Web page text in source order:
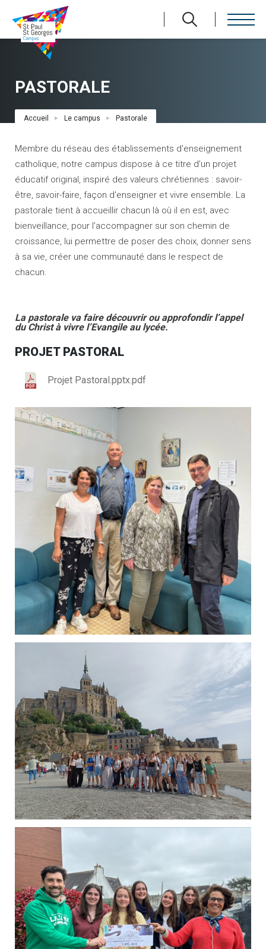
PASTORALE
Fil
Accueil Le campus Pastorale
Membre du réseau des établissements d'enseignement
catholique, notre campus dispose à ce titre d’un projet
éducatif original, inspiré des valeurs chrétiennes : savoir-
être, savoir-faire, façon d'enseigner et vivre ensemble. La
pastorale tient à accueillir chacun là où il en est, avec
bienveillance, pour l’accompagner sur son chemin de
croissance, lui permettre de poser des choix, donner sens
à sa vie, créer une communauté dans le respect de
chacun.
La pastorale va faire découvrir ou approfondir l’appel
du Christ à vivre l’Evangile au lycée.
PROJET PASTORAL
Projet Pastoral.pptx.pdf